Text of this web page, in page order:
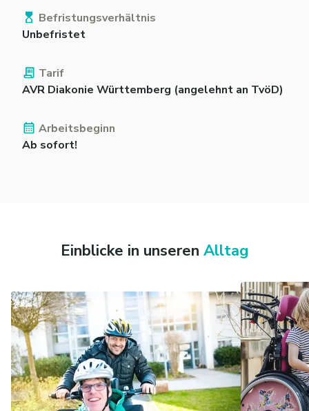
Befristungsverhältnis
Unbefristet
Tarif
AVR Diakonie Württemberg (angelehnt an TvöD)
Arbeitsbeginn
Ab sofort!
Einblicke in unseren Alltag